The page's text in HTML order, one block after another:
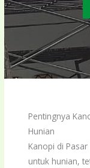
Pentingnya
Hunian
Kanopi di
untuk hunian,